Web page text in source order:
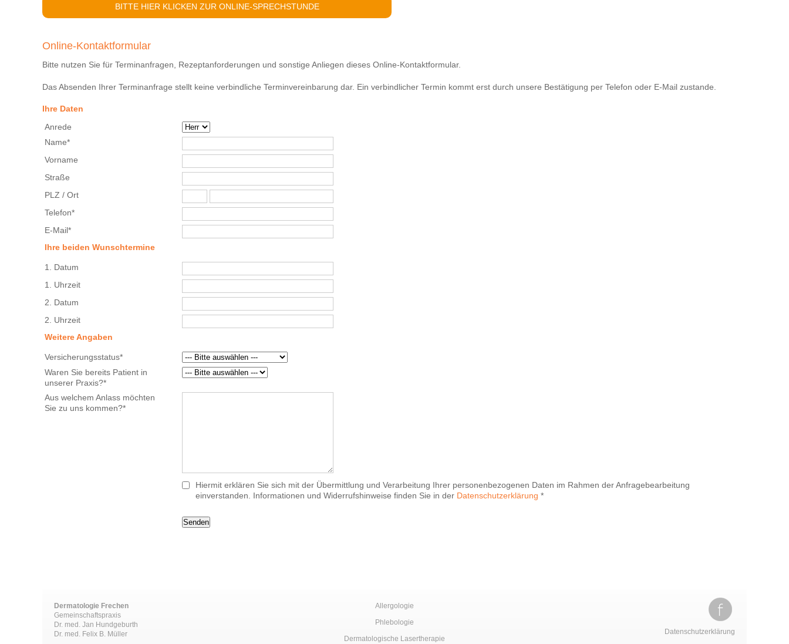
BITTE HIER KLICKEN ZUR ONLINE-SPRECHSTUNDE
Online-Kontaktformular
Bitte nutzen Sie für Terminanfragen, Rezeptanforderungen und sonstige Anliegen dieses Online-Kontaktformular.
Das Absenden Ihrer Terminanfrage stellt keine verbindliche Terminvereinbarung dar. Ein verbindlicher Termin kommt erst durch unsere Bestätigung per Telefon oder E-Mail zustande.
Ihre Daten
Anrede
Name*
Vorname
Straße
PLZ / Ort
Telefon*
E-Mail*
Ihre beiden Wunschtermine
1. Datum
1. Uhrzeit
2. Datum
2. Uhrzeit
Weitere Angaben
Versicherungsstatus*
Waren Sie bereits Patient in
unserer Praxis?*
Aus welchem Anlass möchten
Sie zu uns kommen?*
Hiermit erklären Sie sich mit der Übermittlung und Verarbeitung Ihrer personenbezogenen Daten im Rahmen der Anfragebearbeitung
einverstanden. Informationen und Widerrufshinweise finden Sie in der Datenschutzerklärung *
Dermatologie Frechen
Gemeinschaftspraxis
Dr. med. Jan Hundgeburth
Dr. med. Felix B. Müller
Allergologie
Phlebologie
Dermatologische Lasertherapie
Datenschutzerklärung